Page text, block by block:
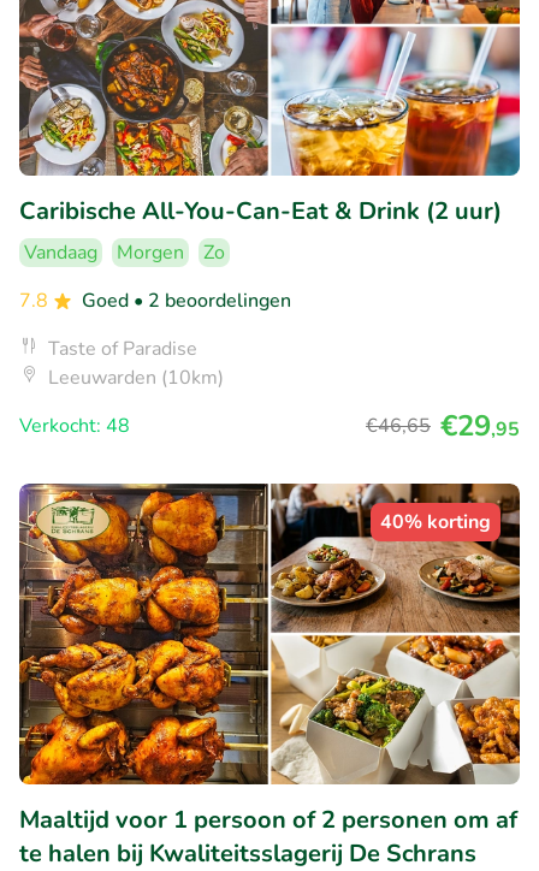
Caribische All-You-Can-Eat & Drink (2 uur)
Vandaag Morgen
Zo
7.8
Goed • 2 beoordelingen
Taste of Paradise
Leeuwarden (10km)
Verkocht: 48
€46,65 €29,95
40% korting
Maaltijd voor 1 persoon of 2 personen om af
te halen bij Kwaliteitsslagerij De Schrans